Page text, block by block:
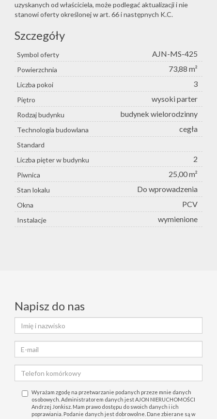
uzyskanych od właściciela, może podlegać aktualizacji i nie
stanowi oferty określonej w art. 66 i następnych K.C.
Szczegóły
Symbol oferty AJN-MS-425
Powierzchnia 73,88 m²
Liczba pokoi 3
Piętro wysoki parter
Rodzaj budynku budynek wielorodzinny
Technologia budowlana cegła
Standard
Liczba pięter w budynku
2
Piwnica 25,00 m²
Stan lokalu Do wprowadzenia
Okna PCV
Instalacje wymienione
Napisz do nas
Wyrażam zgodę na przetwarzanie podanych przeze mnie danych
osobowych. Administratorem danych jest AJON NIERUCHOMOŚCI
Andrzej Jonkisz. Mam prawo dostępu do swoich danych i ich
poprawiania. Podanie danych jest dobrowolne. Dane zbierane są w